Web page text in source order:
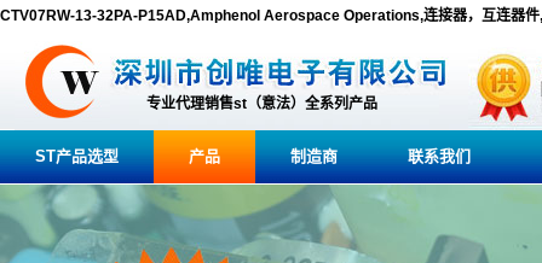
CTV07RW-13-32PA-P15AD,Amphenol Aerospace Operations,连接器，互连器件
专业代理销售st（意法）全系列产品
ST产品选型 产品 制造商 联系我们